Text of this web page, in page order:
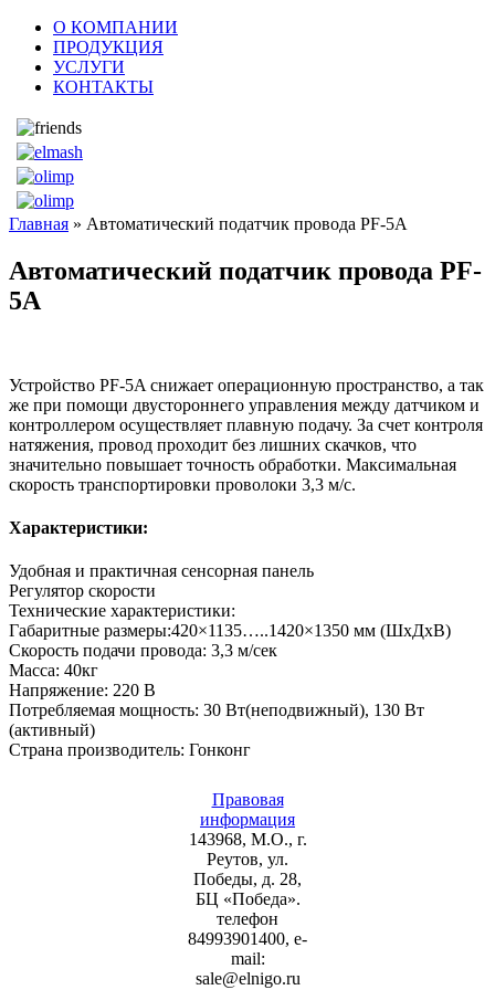
О КОМПАНИИ
ПРОДУКЦИЯ
УСЛУГИ
КОНТАКТЫ
Главная » Автоматический податчик провода PF-5A
Автоматический податчик провода PF-
5A
Устройство PF-5A снижает операционную пространство, а так
же при помощи двустороннего управления между датчиком и
контроллером осуществляет плавную подачу. За счет контроля
натяжения, провод проходит без лишних скачков, что
значительно повышает точность обработки. Максимальная
скорость транспортировки проволоки 3,3 м/с.
Характеристики:
Удобная и практичная сенсорная панель
Регулятор скорости
Технические характеристики:
Габаритные размеры:420×1135…..1420×1350 мм (ШxДxВ)
Скорость подачи провода: 3,3 м/сек
Масса: 40кг
Напряжение: 220 В
Потребляемая мощность: 30 Вт(неподвижный), 130 Вт
(активный)
Страна производитель: Гонконг
Правовая
информация
143968, М.О., г.
Реутов, ул.
Победы, д. 28,
БЦ «Победа».
телефон
84993901400, e-
mail:
sale@elnigo.ru